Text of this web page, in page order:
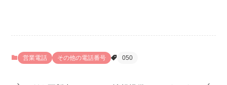
営業電話 その他の電話番号 050